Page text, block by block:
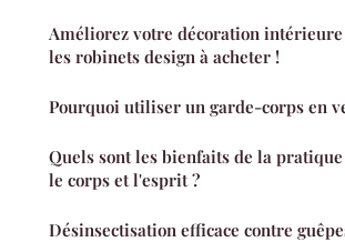
Améliorez votre décoration intérieure
les robinets design à acheter !
Pourquoi utiliser un garde-corps en
Quels sont les bienfaits de la
le corps et l'esprit ?
Désinsectisation efficace contre